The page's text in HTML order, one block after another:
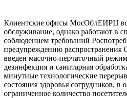
Клиентские офисы МосОблЕИРЦ
обслуживание, однако работают в
соблюдением требований
предупреждению распространения
введен масочно-перчаточный
дезинфекция и санитарная
минутные технологические
состояния здоровья сотрудников, в
ограниченное количество